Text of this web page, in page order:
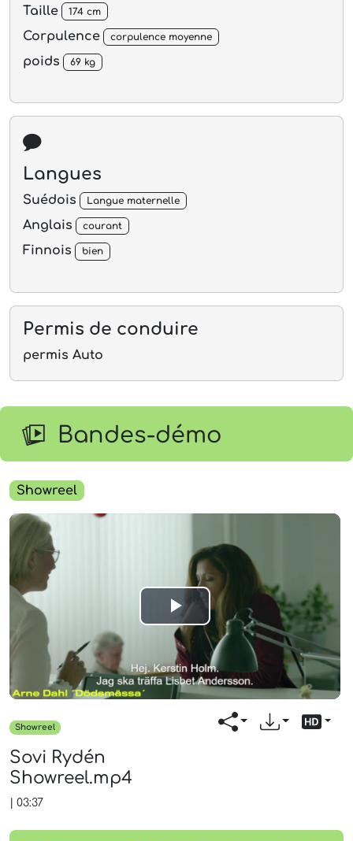
Taille 174 cm
Corpulence corpulence moyenne
poids 69 kg
Langues
Suédois Langue maternelle
Anglais courant
Finnois bien
Permis de conduire
permis Auto
Bandes-démo
Showreel
Play
Video
Showreel
Sovi Rydén
Showreel.mp4
03:37